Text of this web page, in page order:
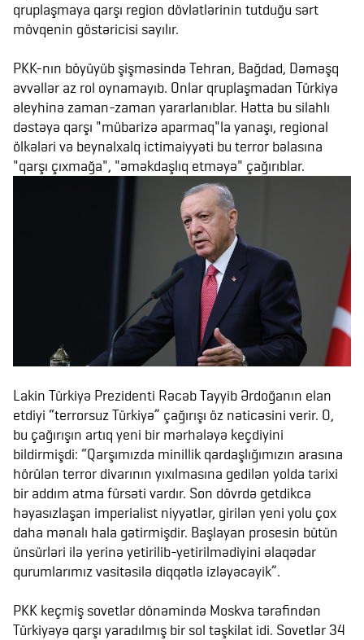
qruplaşmaya qarşı region dövlətlərinin tutduğu sərt
mövqenin göstəricisi sayılır.
PKK-nın böyüyüb şişməsində Tehran, Bağdad, Dəməşq
əvvəllər az rol oynamayıb. Onlar qruplaşmadan Türkiyə
əleyhinə zaman-zaman yararlanıblar. Hətta bu silahlı
dəstəyə qarşı "mübarizə aparmaq"la yanaşı, regional
ölkələri və beynəlxalq ictimaiyyəti bu terror bəlasına
"qarşı çıxmağa", "əməkdaşlıq etməyə" çağırıblar.
Lakin Türkiyə Prezidenti Rəcəb Tayyib Ərdoğanın elan
etdiyi “terrorsuz Türkiyə” çağırışı öz nəticəsini verir. O,
bu çağırışın artıq yeni bir mərhələyə keçdiyini
bildirmişdi: “Qarşımızda minillik qardaşlığımızın arasına
hörülən terror divarının yıxılmasına gedilən yolda tarixi
bir addım atma fürsəti vardır. Son dövrdə getdikcə
həyasızlaşan imperialist niyyətlər, girilən yeni yolu çox
daha mənalı hala gətirmişdir. Başlayan prosesin bütün
ünsürləri ilə yerinə yetirilib-yetirilmədiyini əlaqədar
qurumlarımız vasitəsilə diqqətlə izləyəcəyik”.
PKK keçmiş sovetlər dönəmində Moskva tərəfindən
Türkiyəyə qarşı yaradılmış bir sol təşkilat idi. Sovetlər 34